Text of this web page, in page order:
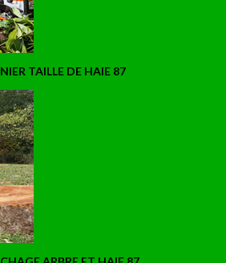
TAILLE DE HAIE 87